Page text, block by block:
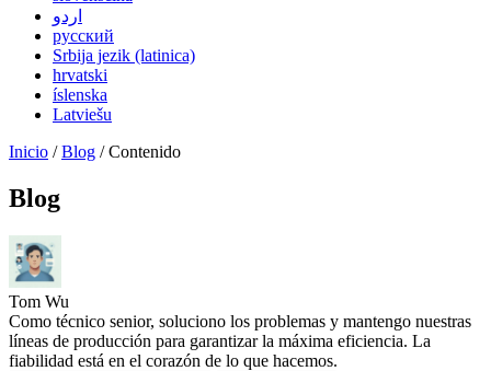
اردو
русский
Srbija jezik (latinica)
hrvatski
íslenska
Latviešu
Inicio /Blog / Contenido
Blog
Tom Wu
Como técnico senior, soluciono los problemas y mantengo nuestras
líneas de producción para garantizar la máxima eficiencia. La
fiabilidad está en el corazón de lo que hacemos.